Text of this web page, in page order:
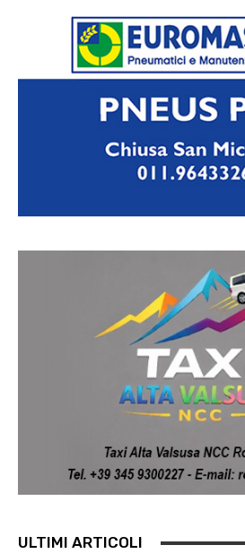
ULTIMI ARTICOLI